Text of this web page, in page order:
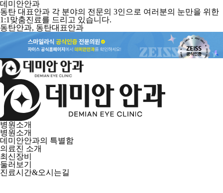
데미안안과
동탄 대표안과 각 분야의 전문의 3인으로 여러분의 눈만을 위한
1:1맞춤진료를 드리고 있습니다.
동탄안과, 동탄대표안과
병원소개
병원소개
데미안안과의 특별함
의료진 소개
최신장비
둘러보기
진료시간&오시는길